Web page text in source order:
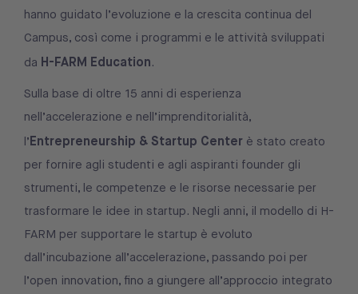
hanno guidato l’evoluzione e la crescita continua del
Campus, così come i programmi e le attività sviluppati
da H-FARM Education.
Sulla base di oltre 15 anni di esperienza
nell’accelerazione e nell’imprenditorialità,
l’Entrepreneurship & Startup Center è stato creato
per fornire agli studenti e agli aspiranti founder gli
strumenti, le competenze e le risorse necessarie per
trasformare le idee in startup. Negli anni, il modello di H-
FARM per supportare le startup è evoluto
dall’incubazione all’accelerazione, passando poi per
l’open innovation, fino a giungere all’approccio integrato